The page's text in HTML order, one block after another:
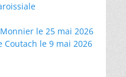
le 25 mai 2026
Coutach le 9 mai 2026